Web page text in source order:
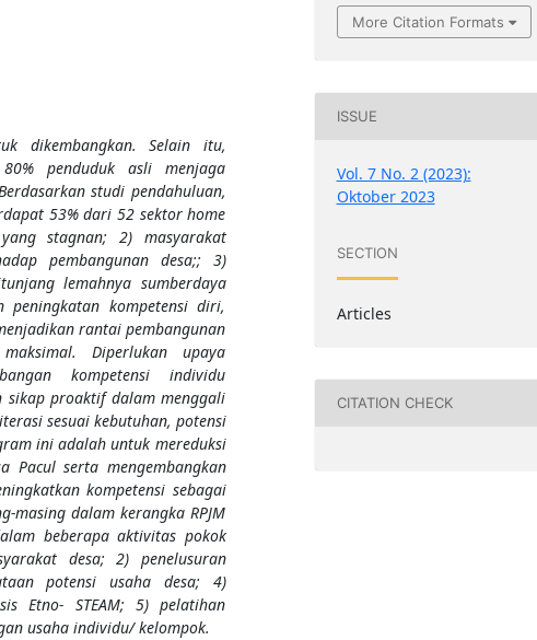
dikembangkan. Selain itu,
penduduk asli menjaga
studi pendahuluan,
53% dari 52 sektor home
stagnan; 2) masyarakat
pembangunan desa;; 3)
lemahnya sumberdaya
peningkatan kompetensi diri,
rantai pembangunan
Diperlukan upaya
kompetensi individu
proaktif dalam menggali
sesuai kebutuhan, potensi
ini adalah untuk mereduksi
Pacul serta mengembangkan
kompetensi sebagai
masing dalam kerangka RPJM
beberapa aktivitas pokok
desa; 2) penelusuran
potensi usaha desa; 4)
Etno- STEAM; 5) pelatihan
usaha individu/ kelompok.
More Citation Formats
ISSUE
Vol. 7 No. 2 (2023):
Oktober 2023
SECTION
Articles
CITATION CHECK